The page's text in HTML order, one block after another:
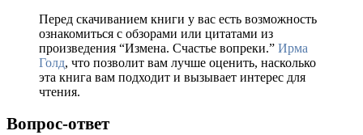
Перед скачиванием книги у вас есть возможность
ознакомиться с обзорами или цитатами из
произведения “Измена. Счастье вопреки.” Ирма
Голд, что позволит вам лучше оценить, насколько
эта книга вам подходит и вызывает интерес для
чтения.
Вопрос-ответ